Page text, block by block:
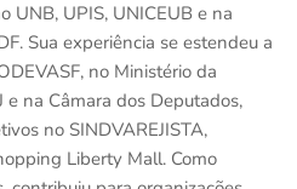
UNB, UPIS, UNICEUB e na
Sua experiência se estendeu a
no Ministério da
e na Câmara dos Deputados,
no SINDVAREJISTA,
Liberty Mall. Como